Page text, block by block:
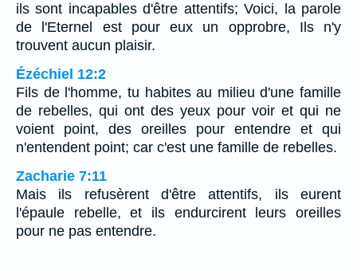
ils sont incapables d'être attentifs; Voici, la parole
de l'Eternel est pour eux un opprobre, Ils n'y
trouvent aucun plaisir.
Ézéchiel 12:2
Fils de l'homme, tu habites au milieu d'une famille
de rebelles, qui ont des yeux pour voir et qui ne
voient point, des oreilles pour entendre et qui
n'entendent point; car c'est une famille de rebelles.
Zacharie 7:11
Mais ils refusèrent d'être attentifs, ils eurent
l'épaule rebelle, et ils endurcirent leurs oreilles
pour ne pas entendre.